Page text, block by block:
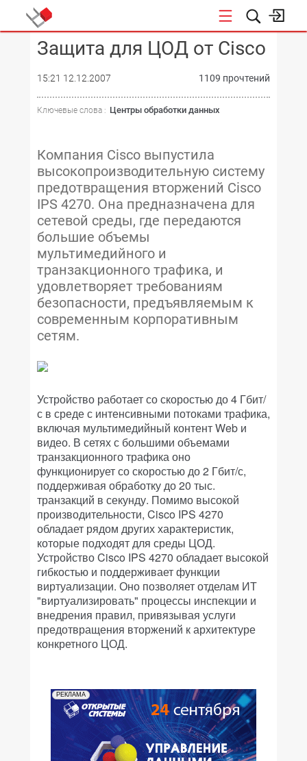
КОНФЕРЕНЦИИ
Защита для ЦОД от Cisco
15:21 12.12.2007 1109 прочтений
Ключевые слова : Центры обработки данных
Компания Cisco выпустила
высокопроизводительную систему
предотвращения вторжений Cisco
IPS 4270. Она предназначена для
сетевой среды, где передаются
большие объемы
мультимедийного и
транзакционного трафика, и
удовлетворяет требованиям
безопасности, предъявляемым к
современным корпоративным
сетям.
Устройство работает со скоростью до 4 Гбит/
с в среде с интенсивными потоками трафика,
включая мультимедийный контент Web и
видео. В сетях с большими объемами
транзакционного трафика оно
функционирует со скоростью до 2 Гбит/с,
поддерживая обработку до 20 тыс.
транзакций в секунду. Помимо высокой
производительности, Cisco IPS 4270
обладает рядом других характеристик,
которые подходят для среды ЦОД.
Устройство Cisco IPS 4270 обладает высокой
гибкостью и поддерживает функции
виртуализации. Оно позволяет отделам ИТ
"виртуализировать" процессы инспекции и
внедрения правил, привязывая услуги
предотвращения вторжений к архитектуре
конкретного ЦОД.
РЕКЛАМА